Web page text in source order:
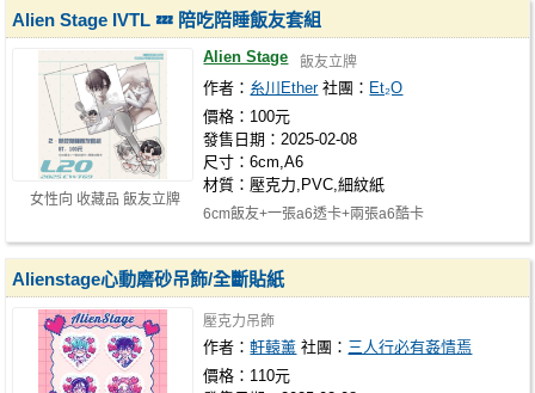
女性向 收藏品 飯友立牌
Alien Stage IVTL 💤 陪吃陪睡飯友套組
Alien Stage 飯友立牌
作者： 糸川Ether 社團： Et₂O
價格：100元
發售日期：2025-02-08
尺寸：6cm,A6
材質：壓克力,PVC,細紋紙
6cm飯友+一張a6透卡+兩張a6酷卡
Alienstage心動磨砂吊飾/全斷貼紙
壓克力吊飾
作者：軒轅薰 社團： 三人行必有姦情焉
價格：110元